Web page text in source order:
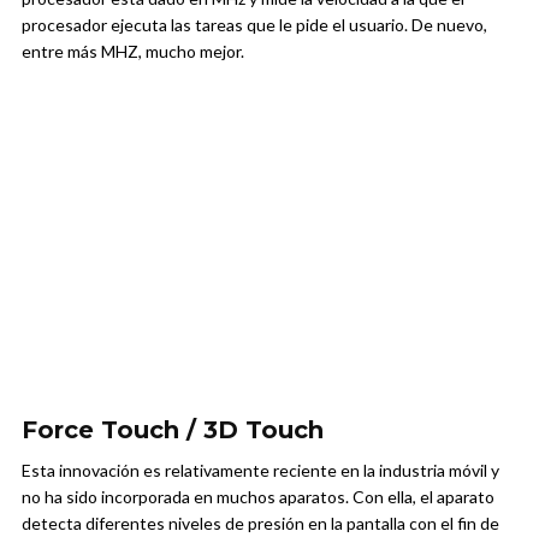
procesador ejecuta las tareas que le pide el usuario. De nuevo,
entre más MHZ, mucho mejor.
Force Touch / 3D Touch
Esta innovación es relativamente reciente en la industria móvil y
no ha sido incorporada en muchos aparatos. Con ella, el aparato
detecta diferentes niveles de presión en la pantalla con el fin de